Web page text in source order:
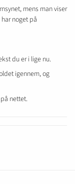
mens man viser
noget på
du er i lige nu.
igennem, og
nettet.